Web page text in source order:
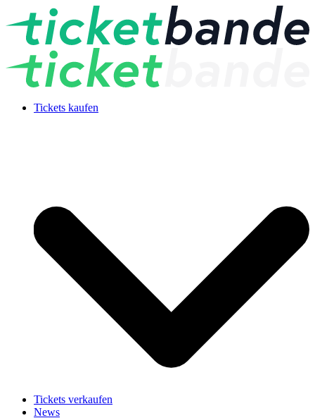
Tickets kaufen
Tickets verkaufen
News